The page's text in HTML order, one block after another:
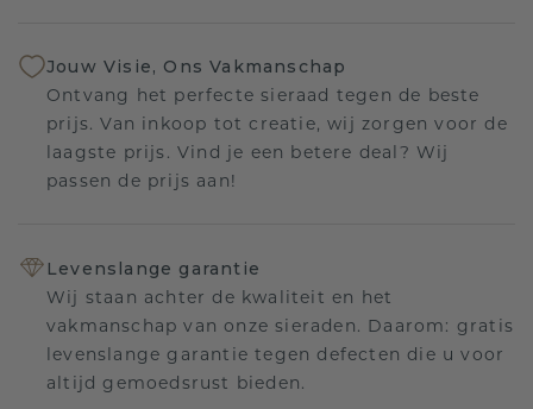
Jouw Visie, Ons Vakmanschap
Ontvang het perfecte sieraad tegen de beste
prijs. Van inkoop tot creatie, wij zorgen voor de
laagste prijs. Vind je een betere deal? Wij
passen de prijs aan!
Levenslange garantie
Wij staan achter de kwaliteit en het
vakmanschap van onze sieraden. Daarom: gratis
levenslange garantie tegen defecten die u voor
altijd gemoedsrust bieden.